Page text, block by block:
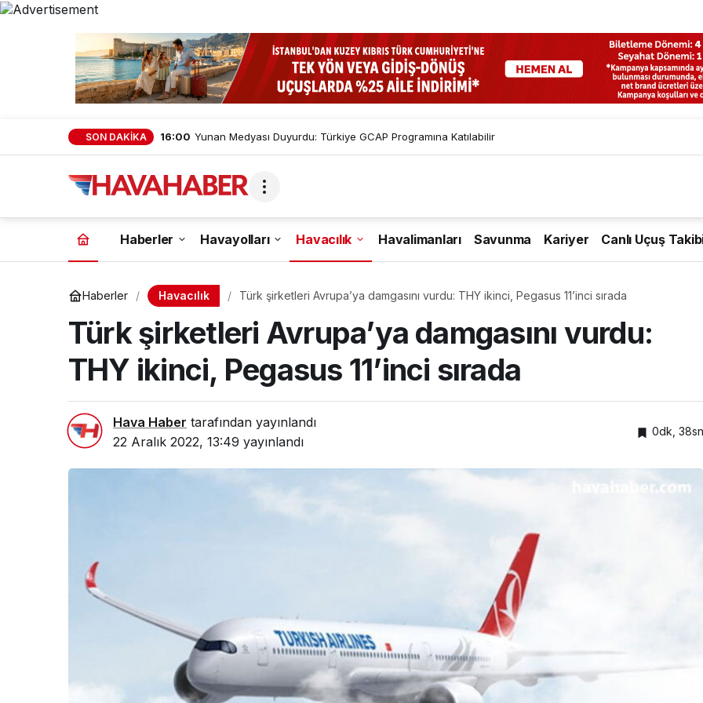
SON DAKİKA 16:00 Yunan Medyası Duyurdu: Türkiye GCAP Programına Katılabilir
Haberler Havayolları Havacılık Havalimanları Savunma Kariyer Canlı Uçuş
Haberler Havacılık Türk şirketleri Avrupa’ya damgasını vurdu: THY ikinci, Pegasus 11’inci sırada
Türk şirketleri Avrupa’ya damgasını vurdu:
THY ikinci, Pegasus 11’inci sırada
Hava Haber tarafından yayınlandı
22 Aralık 2022, 13:49 yayınlandı
0dk, 38sn